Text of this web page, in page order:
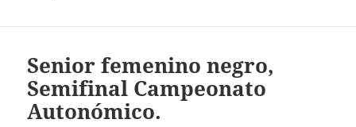
Senior femenino negro,
Semifinal Campeonato
Autonómico.